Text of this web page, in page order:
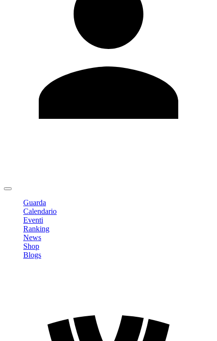
Guarda
Calendario
Eventi
Ranking
News
Shop
Blogs